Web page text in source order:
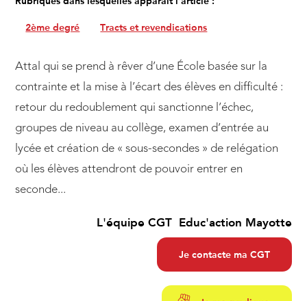
2ème degré Tracts et revendications
Attal qui se prend à rêver d’une École basée sur la
contrainte et la mise à l’écart des élèves en difficulté :
retour du redoublement qui sanctionne l’échec,
groupes de niveau au collège, examen d’entrée au
lycée et création de « sous-secondes » de relégation
où les élèves attendront de pouvoir entrer en
seconde...
L'équipe CGT Educ'action Mayotte
Je contacte ma CGT